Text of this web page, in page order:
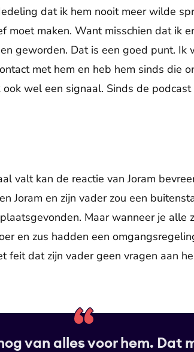
dat ik hem nooit meer wilde
maken. Want misschien dat ik
geworden. Dat is een goed punt. Ik
met hem en heb hem sinds die
wel een signaal. Sinds de
valt kan de reactie van Joram
Joram en zijn vader zou een
Maar wanneer je alle
en zus hadden een
feit dat zijn vader geen vragen aan
van alles voor hem. Dat